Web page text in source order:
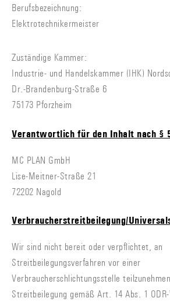
Berufsbezeichnung:
Elektrotechnikermeister
Zuständige Kammer:
Industrie- und Handelskammer (IHK)
Dr.-Brandenburg-Straße 6
75173 Pforzheim
Verantwortlich für den Inhalt nach §
MC PLAN GmbH
Lise-Meitner-Straße 21
72202 Nagold
Verbraucherstreitbeilegung/
Wir sind nicht bereit oder verpflichtet, an
Streitbeilegungsverfahren vor einer
Verbraucherschlichtungsstelle
Streitbeilegung gemäß Art. 14 Abs. 1